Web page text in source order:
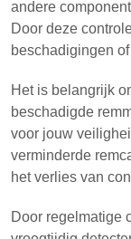
andere
Door deze
beschadigingen
Het is belangrijk
beschadigde
voor jouw
verminderde
het verlies van
Door regelmatige